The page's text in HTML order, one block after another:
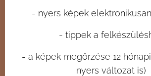
- nyers képek
- tippek a
- a képek megőrzése 12
nyers változat is)